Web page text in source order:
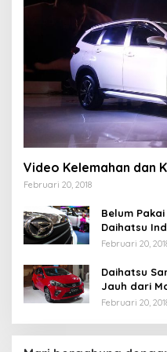
Video Kelemahan dan
Februari 20, 2018
Belum
Daihatsu
Februari 20,
Daihatsu
Jauh dari
Februari 20,